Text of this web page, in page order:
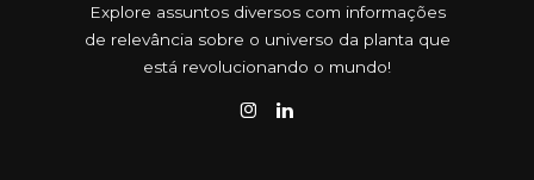
Explore assuntos diversos com informações
de relevância sobre o universo da planta que
está revolucionando o mundo!